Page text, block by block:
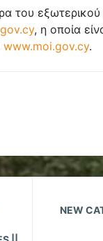
εξωτερικού
, η οποία
www.moi.gov.cy.
NEW